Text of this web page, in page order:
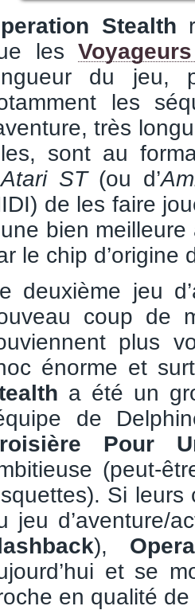
Stealth
les
du jeu,
les
très
sont au
Atari ST(ou d’
de les faire
bien
le chip d’origine
deuxième jeu
coup de
plus
énorme et
a été un
de
Pour
(peut-
Si leurs
jeu d’aventure/
),
et se
en qualité